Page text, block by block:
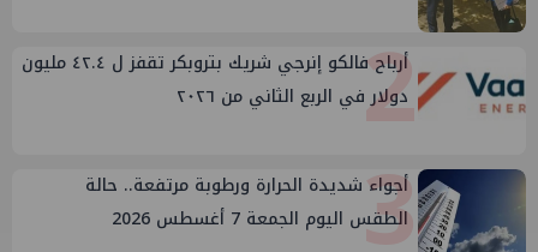
2
أرباح فالكو إنرجي شريك بتروبكر تقفز ل ٤٢.٤ مليون
دولار في الربع الثاني من ٢٠٢٦
3
أجواء شديدة الحرارة ورطوبة مرتفعة.. حالة
الطقس اليوم الجمعة 7 أغسطس 2026